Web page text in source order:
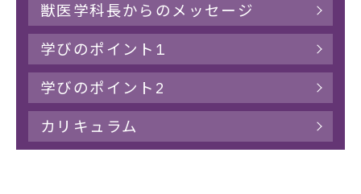
獣医学科長からのメッセージ
学びのポイント1
学びのポイント2
カリキュラム